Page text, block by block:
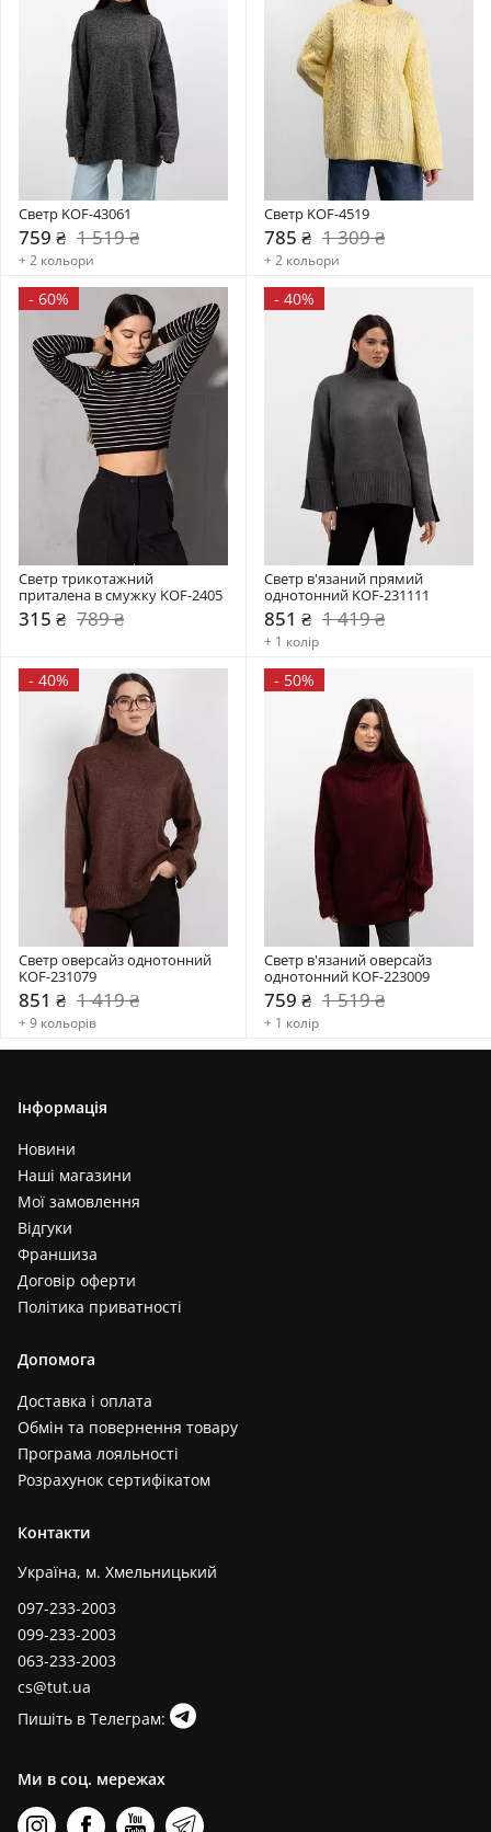
Светр KOF-43061
759 ₴ 1 519 ₴
+ 2 кольори
Светр KOF-4519
785 ₴ 1 309 ₴
+ 2 кольори
- 60%
Светр трикотажний
приталена в смужку KOF-2405
315 ₴ 789 ₴
- 40%
Светр в'язаний прямий
однотонний KOF-231111
851 ₴ 1 419 ₴
+ 1 колір
- 40%
Светр оверсайз однотонний
KOF-231079
851 ₴ 1 419 ₴
+ 9 кольорів
- 50%
Светр в'язаний оверсайз
однотонний KOF-223009
759 ₴ 1 519 ₴
+ 1 колір
Інформація
Новини
Наші магазини
Мої замовлення
Відгуки
Франшиза
Договір оферти
Політика приватності
Допомога
Доставка і оплата
Обмін та повернення товару
Програма лояльності
Розрахунок сертифікатом
Контакти
Україна, м. Хмельницький
097-233-2003
099-233-2003
063-233-2003
cs@tut.ua
Пишіть в Телеграм:
Ми в соц. мережах